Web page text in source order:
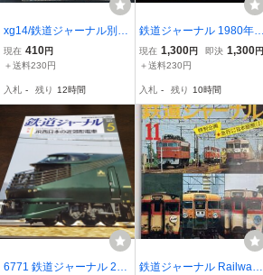
xg14/鉄道ジャーナル別冊
No.18 日本国有鉄道 大い
なる旅路 永久保存版 ■年
現在 410円
＋送料230円
入札 - 残り 12時間
鉄道ジャーナル 1980年7
月号 NO.161 夜行列車の
現状と将来 列車追跡 急行
車の12年 ブルートレイン
の旅立ち 他
現在 1,300円 即決 1,300円
＋送料230円
入札 - 残り 10時間
6771 鉄道ジャーナル 201
鉄道ジャーナル Railway J